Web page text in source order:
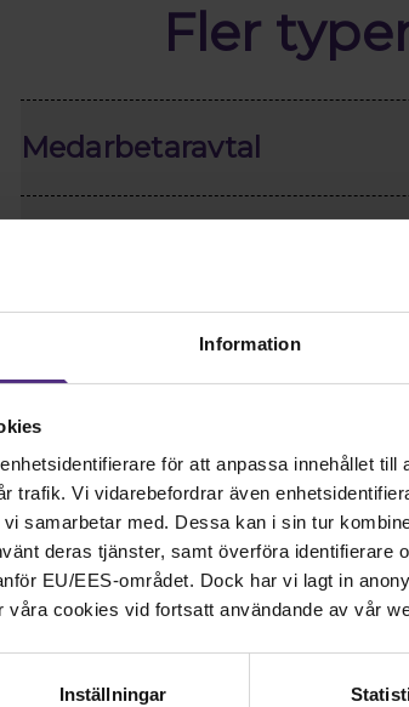
Information
för att anpassa innehållet till
trafik. Vi vidarebefordrar även
samarbetar med. Dessa kan i sin tur
deras tjänster, samt överföra identifierare
EU/EES-området. Dock har vi lagt in
våra cookies vid fortsatt användande av vår
Inställningar
Fler
Medarbetaravtal
Kontakt
Kontakta